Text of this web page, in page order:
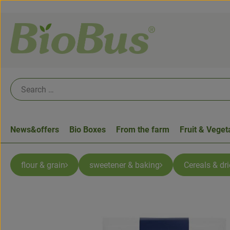
News&offers Bio Boxes From the farm Fruit &
flour & grain sweetener & baking Cereals &